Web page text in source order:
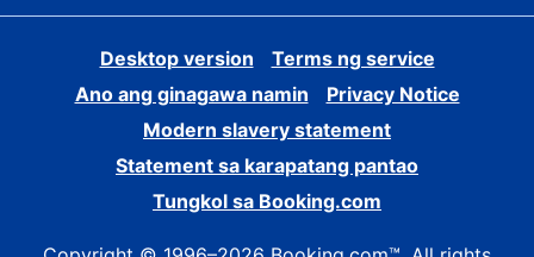
Desktop version
Terms ng service
Ano ang ginagawa namin
Privacy Notice
Modern slavery statement
Statement sa karapatang pantao
Tungkol sa Booking.com